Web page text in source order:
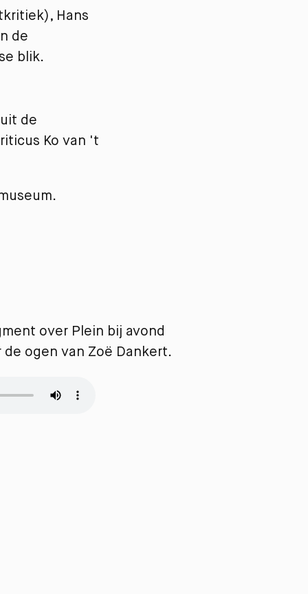
Hans
de
blik.
de
Ko van 't
over Plein bij avond
ogen van Zoë Dankert.